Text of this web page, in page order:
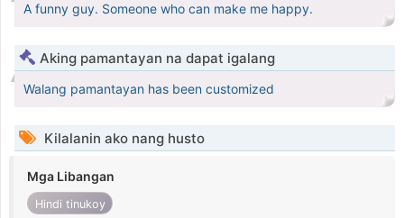
A funny guy. Someone who can make me happy.
Aking pamantayan na dapat igalang
Walang pamantayan has been customized
Kilalanin ako nang husto
Mga Libangan
Hindi tinukoy